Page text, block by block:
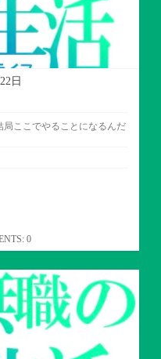
日
局ここでやることになるんだ
0